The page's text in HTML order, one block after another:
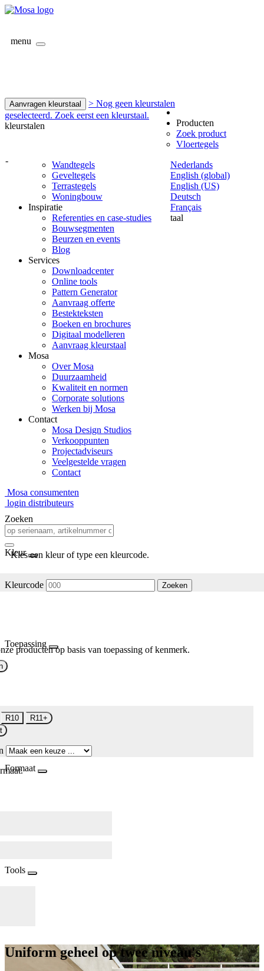
menu
Aanvragen kleurstaal
> Nog geen kleurstalen
geselecteerd. Zoek eerst een kleurstaal.
kleurstalen
-
Nederlands
English (global)
English (US)
Deutsch
Français
taal
Producten
Zoek product
Vloertegels
Wandtegels
Geveltegels
Terrastegels
Woningbouw
Inspiratie
Referenties en case-studies
Bouwsegmenten
Beurzen en events
Blog
Services
Downloadcenter
Online tools
Pattern Generator
Aanvraag offerte
Bestekteksten
Boeken en brochures
Digitaal modelleren
Aanvraag kleurstaal
Mosa
Over Mosa
Duurzaamheid
Kwaliteit en normen
Corporate solutions
Werken bij Mosa
Contact
Mosa Design Studios
Verkooppunten
Projectadviseurs
Veelgestelde vragen
Contact
Mosa consumenten
login distributeurs
Zoeken
Kleur
Kies een kleur of type een kleurcode.
Kleurcode Zoeken
Toepassing
producten op basis van toepassing of kenmerk.
R10
R11+
Formaat
Tools
Uniform geheel op twee niveau's